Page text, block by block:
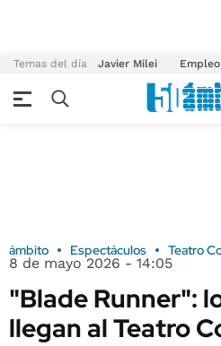
Temas del día Javier Milei Empleo
ámbito Espectáculos Teatro
8 de mayo 2026 - 14:05
"Blade Runner":
llegan al Teatro